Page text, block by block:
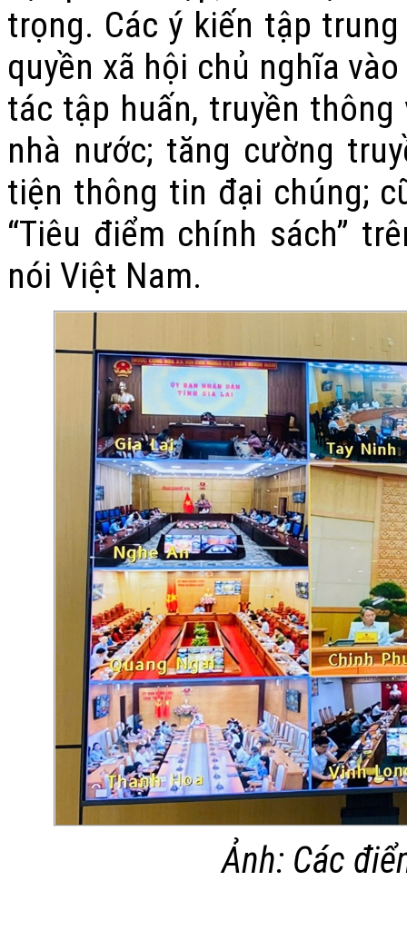
trọng. Các ý kiến tập
quyền xã hội chủ nghĩa
tác tập huấn, truyền
nhà nước; tăng cường
tiện thông tin đại chúng;
“Tiêu điểm chính sách”
nói Việt Nam.
Ảnh: Các